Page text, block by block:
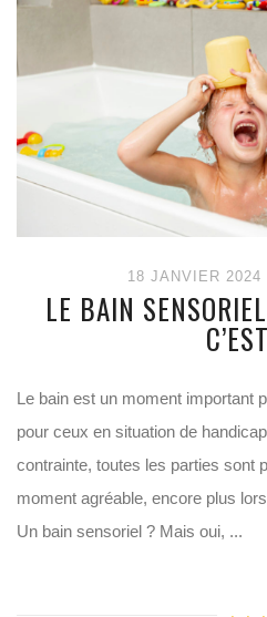
18 JANVIER 2024
LE BAIN
Le bain est un moment important
pour ceux en situation de
contrainte, toutes les parties sont
moment agréable, encore plus
Un bain sensoriel ? Mais oui, ...